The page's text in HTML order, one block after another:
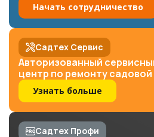
Начать сотрудничество
Садтех Сервис
Авторизованный
центр по ремонту садовой
Узнать больше
Садтех Профи